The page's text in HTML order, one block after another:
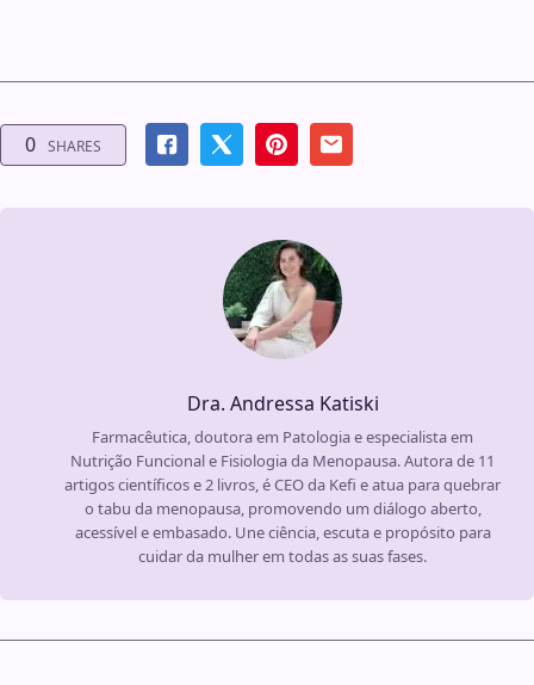
0 SHARES
Dra. Andressa Katiski
Farmacêutica, doutora em Patologia e especialista em
Nutrição Funcional e Fisiologia da Menopausa. Autora de 11
artigos científicos e 2 livros, é CEO da Kefi e atua para quebrar
o tabu da menopausa, promovendo um diálogo aberto,
acessível e embasado. Une ciência, escuta e propósito para
cuidar da mulher em todas as suas fases.